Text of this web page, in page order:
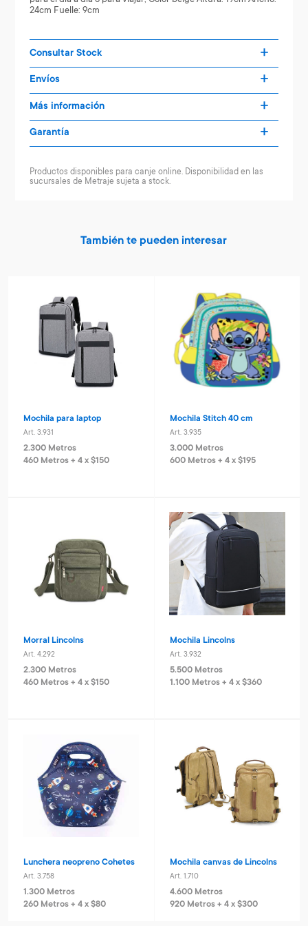
24cm Fuelle: 9cm
Consultar Stock
Envíos
Más información
Garantía
Productos disponibles para canje online. Disponibilidad en las
sucursales de Metraje sujeta a stock.
También te pueden interesar
Mochila para laptop
Art. 3.931
2.300 Metros
460 Metros + 4 x $150
Mochila Stitch 40 cm
Art. 3.935
3.000 Metros
600 Metros + 4 x $195
Morral Lincolns
Art. 4.292
2.300 Metros
460 Metros + 4 x $150
Mochila Lincolns
Art. 3.932
5.500 Metros
1.100 Metros + 4 x $360
Lunchera neopreno Cohetes
Art. 3.758
1.300 Metros
260 Metros + 4 x $80
Mochila canvas de Lincolns
Art. 1.710
4.600 Metros
920 Metros + 4 x $300